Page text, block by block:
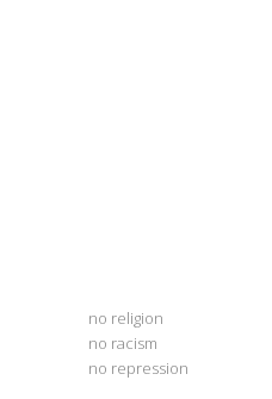
no religion
no racism
no repression